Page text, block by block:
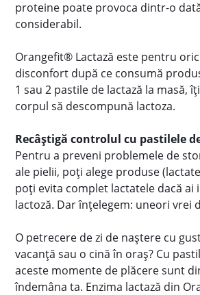
proteine poate provoca dintr-o
considerabil.
Orangefit® Lactază este pentru
disconfort după ce consumă
1 sau 2 pastile de lactază la masă,
corpul să descompună lactoza.
Recâștigă controlul cu pastilele
Pentru a preveni problemele de
ale pielii, poți alege produse
poți evita complet lactatele dacă ai
lactoză. Dar înțelegem: uneori vrei
O petrecere de zi de naștere cu
vacanță sau o cină în oraș? Cu
aceste momente de plăcere sunt
îndemâna ta. Enzima lactază din